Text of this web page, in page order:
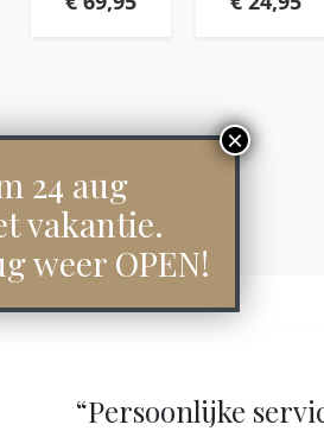
“Persoonlijke
24 aug
vakantie.
weer OPEN!